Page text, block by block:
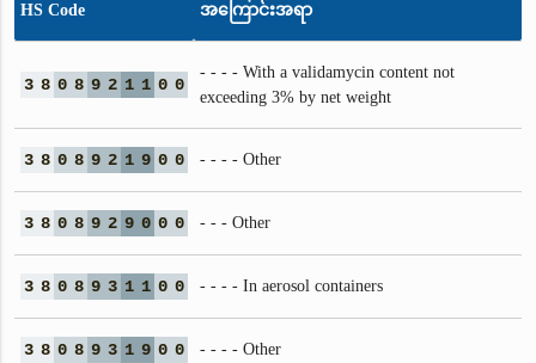
HS Code အကြောင်းအရာ
3 8 0 8 9 2 1 1 0 0
- - - - With a validamycin content not
exceeding 3% by net weight
3 8 0 8 9 2 1 9 0 0 - - - - Other
3 8 0 8 9 2 9 0 0 0 - - - Other
3 8 0 8 9 3 1 1 0 0 - - - - In aerosol containers
3 8 0 8 9 3 1 9 0 0 - - - - Other